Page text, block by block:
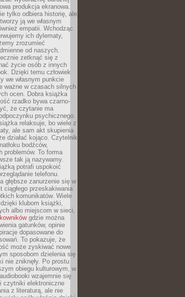
produkcja ekranowa.
tylko odbiera historię, ale
ją we własnym
empatii. Wchodząc
ich dylematy,
zrozumieć
od naszych.
zetknąć się z
życie osób z innych
Dzięki temu człowiek
we własnym punkcie
ważne w czasach silnych
ocen. Dobra książka
rzadko bywa czarno-
że czytanie ma
psychicznego.
relaksuje, bo wiele z
ale sam akt skupienia
działać kojąco. Czytelnik
bodźców,
problemów. To forma
tak ją nazywamy.
potrafi uspokoić
telefonu.
głębsze zanurzenie się w
ciągłego przeskakiwania
komunikatów. Wiele
klubom książki,
albo miejscom w sieci,
gdzie można
gatunków, opinie
dopasowane do
To pokazuje, że
może zyskiwać nowe
sposobom dzielenia się
nie zniknęły. Po prostu
obiegu kulturowym, w
wzajemnie się
czytniki elektroniczne
z literaturą, ale nie